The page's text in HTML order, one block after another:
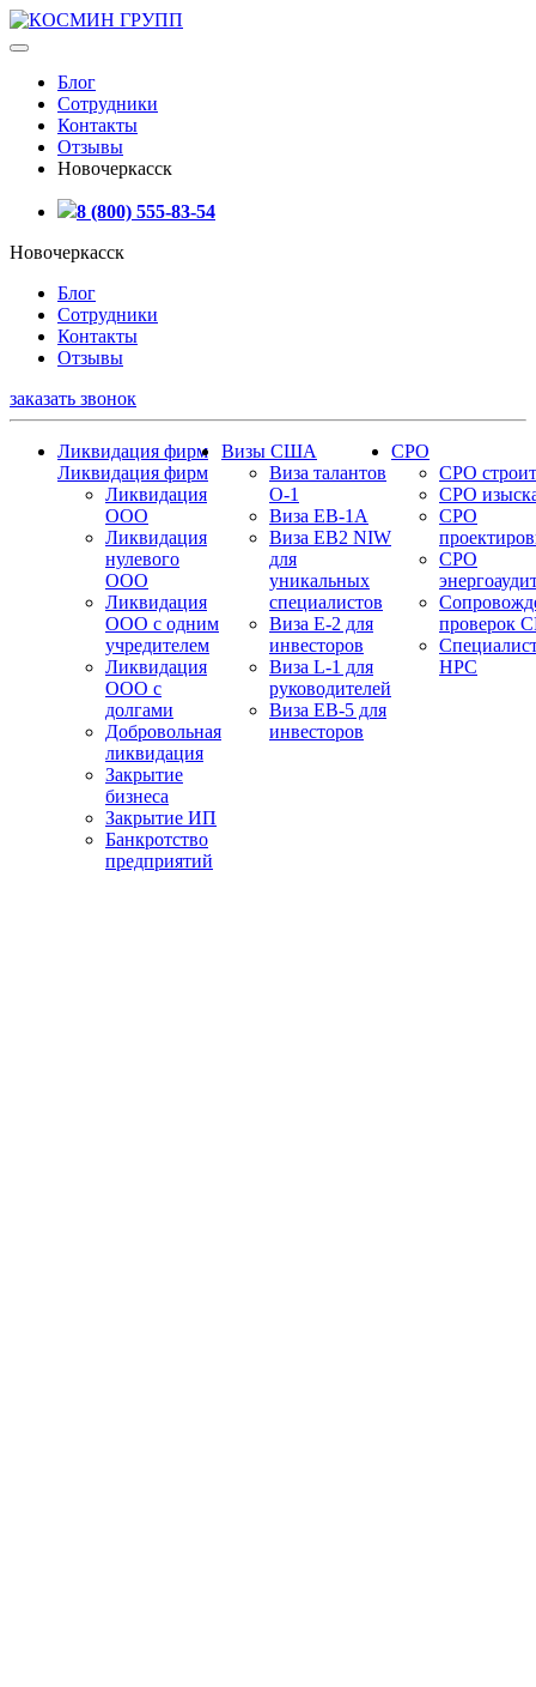
Блог
Сотрудники
Контакты
Отзывы
Новочеркасск
8 (800) 555-83-54
Новочеркасск
Блог
Сотрудники
Контакты
Отзывы
заказать звонок
Ликвидация фирм
Ликвидация фирм
Ликвидация
ООО
Ликвидация
нулевого
ООО
Ликвидация
ООО с одним
учредителем
Ликвидация
ООО с
долгами
Добровольная
ликвидация
Закрытие
бизнеса
Закрытие ИП
Банкротство
предприятий
Визы США
Виза талантов
О-1
Виза EB-1A
Виза EB2 NIW
для
уникальных
специалистов
Виза E-2 для
инвесторов
Виза L-1 для
руководителей
Виза EB-5 для
инвесторов
СРО
СРО
СРО
СРО
СРО
проверок
НРС